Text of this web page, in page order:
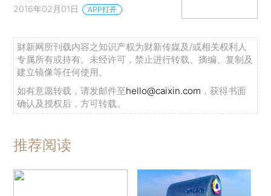
2016年02月01日 APP打开
财新网所刊载内容之知识产权为财新传媒及/或相关权利人
专属所有或持有。未经许可，禁止进行转载、摘编、复制及
建立镜像等任何使用。
如有意愿转载，请发邮件至hello@caixin.com ，获得书面
确认及授权后，方可转载。
推荐阅读